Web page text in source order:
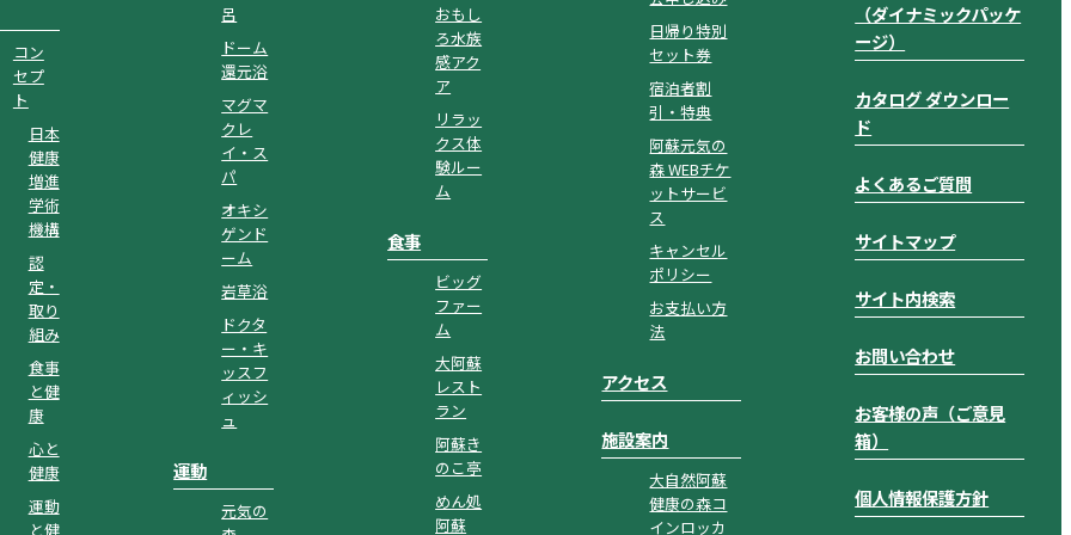
コン
セプ
ト
日本
健康
増進
学術
機構
認
定・
取り
組み
食事
と健
康
心と
健康
運動
と健
呂
ドーム
還元浴
マグマ
クレ
イ・ス
パ
オキシ
ゲンド
ーム
岩草浴
ドクタ
ー・キ
ッスフ
ィッシ
ュ
運動
元気の
おもし
ろ水族
感アク
ア
リラッ
クス体
験ルー
ム
食事
ビッグ
ファー
ム
大阿蘇
レスト
ラン
阿蘇き
のこ亭
めん処
阿蘇
日帰り特別
セット券
宿泊者割
引・特典
阿蘇元気の
森 WEBチケ
ットサービ
ス
キャンセル
ポリシー
お支払い方
法
アクセス
施設案内
大自然阿蘇
健康の森コ
インロッカ
（ダイナミックパッケ
ージ）
カタログ ダウンロー
ド
よくあるご質問
サイトマップ
サイト内検索
お問い合わせ
お客様の声（ご意見
箱）
個人情報保護方針